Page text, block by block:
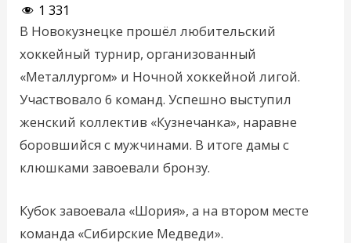
1 331
В Новокузнецке прошёл любительский
хоккейный турнир, организованный
«Металлургом» и Ночной хоккейной лигой.
Участвовало 6 команд. Успешно выступил
женский коллектив «Кузнечанка», наравне
боровшийся с мужчинами. В итоге дамы с
клюшками завоевали бронзу.
Кубок завоевала «Шория», а на втором месте
команда «Сибирские Медведи».